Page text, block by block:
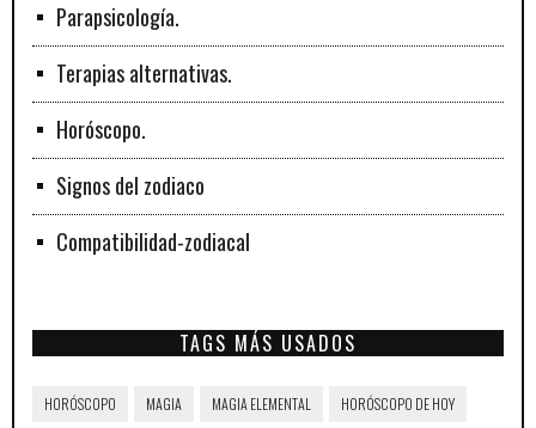
Parapsicología.
Terapias alternativas.
Horóscopo.
Signos del zodiaco
Compatibilidad-zodiacal
TAGS MÁS USADOS
HORÓSCOPO MAGIA MAGIA ELEMENTAL HORÓSCOPO DE HOY